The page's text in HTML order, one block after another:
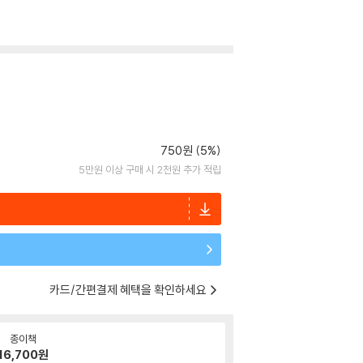
750원 (5%)
5만원 이상 구매 시 2천원 추가 적립
카드/간편결제 혜택을 확인하세요
종이책
원